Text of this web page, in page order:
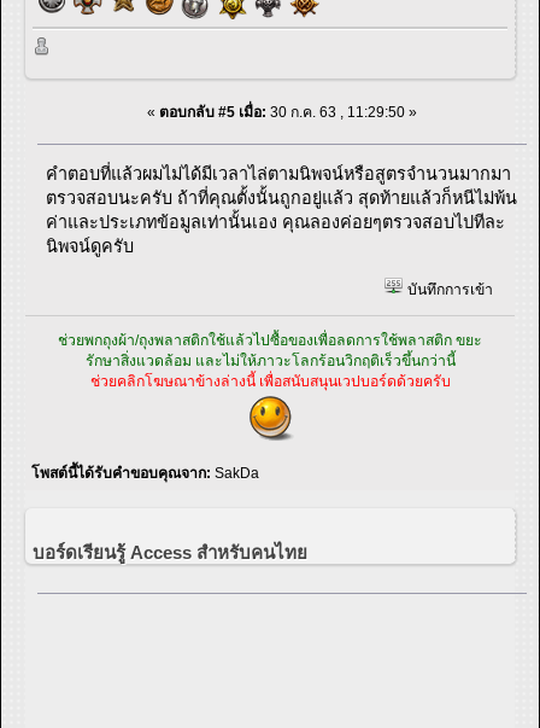
« ตอบกลับ #5 เมื่อ: 30 ก.ค. 63 , 11:29:50 »
คำตอบที่แล้วผมไม่ได้มีเวลาไล่ตามนิพจน์หรือสูตรจำนวนมากมา
ตรวจสอบนะครับ ถ้าที่คุณตั้งนั้นถูกอยู่แล้ว สุดท้ายแล้วก็หนีไม่พ้น
ค่าและประเภทข้อมูลเท่านั้นเอง คุณลองค่อยๆตรวจสอบไปทีละ
นิพจน์ดูครับ
บันทึกการเข้า
ช่วยพกถุงผ้า/ถุงพลาสติกใช้แล้วไปซื้อของเพื่อลดการใช้พลาสติก ขยะ
รักษาสิ่งแวดล้อม และไม่ให้ภาวะโลกร้อนวิกฤติเร็วขึ้นกว่านี้
ช่วยคลิกโฆษณาข้างล่างนี้ เพื่อสนับสนุนเวปบอร์ดด้วยครับ
โพสต์นี้ได้รับคำขอบคุณจาก: SakDa
บอร์ดเรียนรู้ Access สำหรับคนไทย